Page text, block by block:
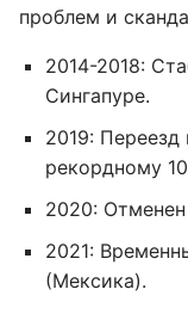
проблем и
2014-2018:
Сингапуре.
2019:
рекордному
2020: Отменен
2021:
(Мексика).